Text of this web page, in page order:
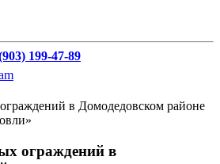
199-47-89
ограждений в